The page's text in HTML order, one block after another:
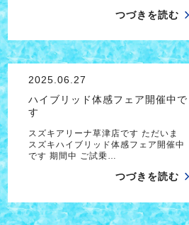
つづきを読む
2025.06.27
ハイブリッド体感フェア開催中で
す
スズキアリーナ草津店です ただいま
スズキハイブリッド体感フェア開催中
です 期間中 ご試乗…
つづきを読む